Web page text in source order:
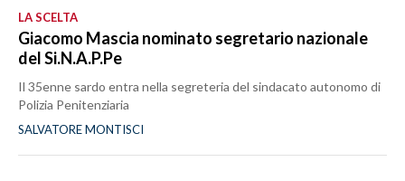
LA SCELTA
Giacomo Mascia nominato segretario nazionale
del Si.N.A.P.Pe
Il 35enne sardo entra nella segreteria del sindacato autonomo di
Polizia Penitenziaria
SALVATORE MONTISCI